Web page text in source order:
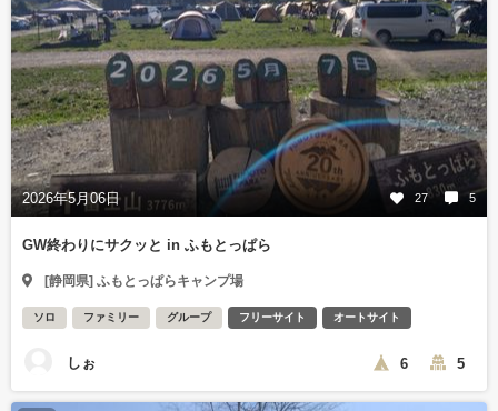
2026年5月06日 27 5
GW終わりにサクッと in ふもとっぱら
[静岡県] ふもとっぱらキャンプ場
ソロ ファミリー グループ フリーサイト オートサイト
しぉ 6 5